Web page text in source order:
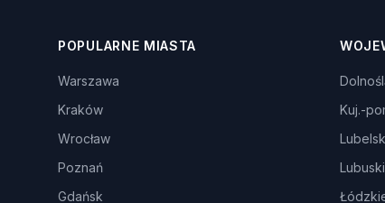
POPULARNE MIASTA
Warszawa
Kraków
Wrocław
Poznań
Gdańsk
Kuj.-